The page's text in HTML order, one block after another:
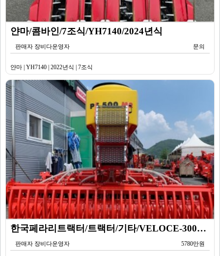
얀마/콤바인/7조식/YH7140/2024년식
판매자 장비다운영자 문의
얀마 | YH7140 | 2022년식 | 7조식
한국페라리트랙터/트랙터/기타/VELOCE-300PS500M2E/2022년식
판매자 장비다운영자 5780만원